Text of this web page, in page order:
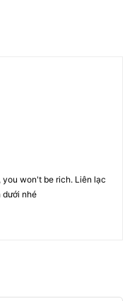
you won't be rich. Liên lạc
dưới nhé